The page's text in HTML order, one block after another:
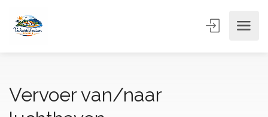
Vervoer van/naar